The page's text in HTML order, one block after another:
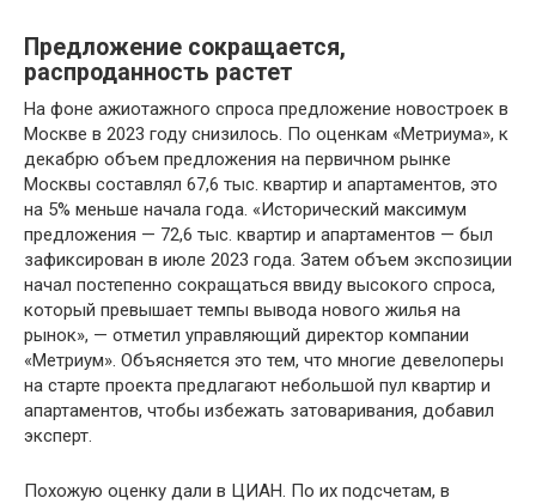
Предложение сокращается,
распроданность растет
На фоне ажиотажного спроса предложение новостроек в
Москве в 2023 году снизилось. По оценкам «Метриума», к
декабрю объем предложения на первичном рынке
Москвы составлял 67,6 тыс. квартир и апартаментов, это
на 5% меньше начала года. «Исторический максимум
предложения — 72,6 тыс. квартир и апартаментов — был
зафиксирован в июле 2023 года. Затем объем экспозиции
начал постепенно сокращаться ввиду высокого спроса,
который превышает темпы вывода нового жилья на
рынок», — отметил управляющий директор компании
«Метриум». Объясняется это тем, что многие девелоперы
на старте проекта предлагают небольшой пул квартир и
апартаментов, чтобы избежать затоваривания, добавил
эксперт.
Похожую оценку дали в ЦИАН. По их подсчетам, в